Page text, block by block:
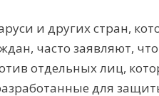
и других стран,
часто заявляют,
отдельных лиц,
для